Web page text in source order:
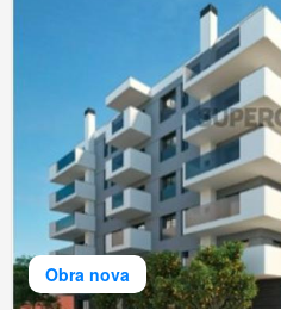
Obra nova